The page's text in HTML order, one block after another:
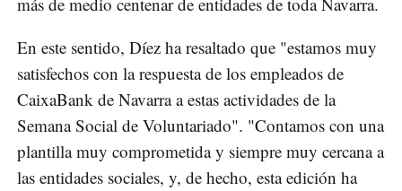
En este sentido, Díez ha resaltado que "estamos muy
satisfechos con la respuesta de los empleados de
CaixaBank de Navarra a estas actividades de la
Semana Social de Voluntariado". "Contamos con una
plantilla muy comprometida y siempre muy cercana a
las entidades sociales, y, de hecho, esta edición ha